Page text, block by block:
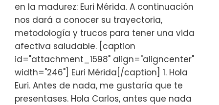
en la madurez: Euri Mérida. A continuación
nos dará a conocer su trayectoria,
metodología y trucos para tener una vida
afectiva saludable. [caption
id="attachment_1598" align="aligncenter"
width="246"] Euri Mérida[/caption] 1. Hola
Euri. Antes de nada, me gustaría que te
presentases. Hola Carlos, antes que nada